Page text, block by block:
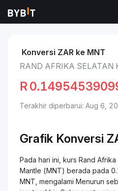
Pasar
Konversi ZAR ke MNT
RAND AFRIKA SELATAN
R
Terakhir diperbarui: Aug 6,
Grafik Konversi
Pada hari ini, kurs Rand
Mantle (MNT) berada pada
MNT, mengalami Menurun